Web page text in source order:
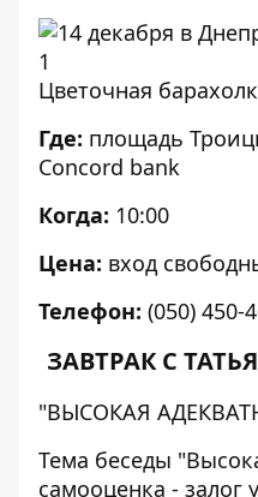
Цветочная
Где: площадь
Concord bank
Когда: 10:00
Цена: вход
Телефон: (050) 450-
ЗАВТРАК С
"ВЫСОКАЯ
Тема беседы
самооценка - залог